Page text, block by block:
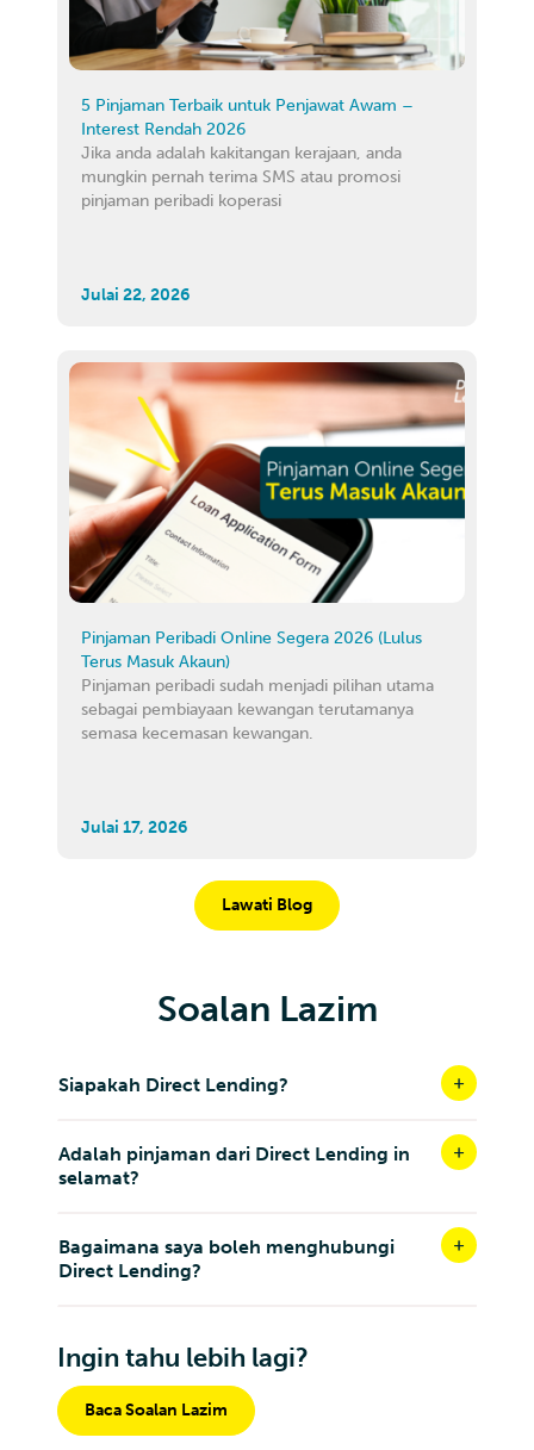
5 Pinjaman Terbaik untuk Penjawat Awam –
Interest Rendah 2026
Jika anda adalah kakitangan kerajaan, anda
mungkin pernah terima SMS atau promosi
pinjaman peribadi koperasi
Julai 22, 2026
Pinjaman Peribadi Online Segera 2026 (Lulus
Terus Masuk Akaun)
Pinjaman peribadi sudah menjadi pilihan utama
sebagai pembiayaan kewangan terutamanya
semasa kecemasan kewangan.
Julai 17, 2026
Lawati Blog
Soalan Lazim
Siapakah Direct Lending?
Adalah pinjaman dari Direct Lending in
selamat?
Bagaimana saya boleh menghubungi
Direct Lending?
Ingin tahu lebih lagi?
Baca Soalan Lazim